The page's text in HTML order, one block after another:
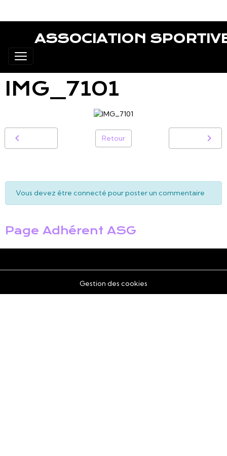
ASSOCIATION
IMG_7101
Retour
Vous devez être connecté pour poster un commentaire
Page Adhérent ASG
Gestion des cookies